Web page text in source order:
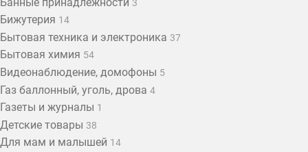
3
Бижутерия 14
Бытовая техника и электроника 37
Бытовая химия 54
Видеонаблюдение, домофоны 5
Газ баллонный, уголь, дрова 4
Газеты и журналы 1
Детские товары 38
Для мам и малышей 14